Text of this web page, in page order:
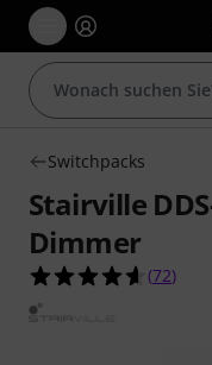
Switchpacks
Stairville
Dimmer
4.6 von
(72)